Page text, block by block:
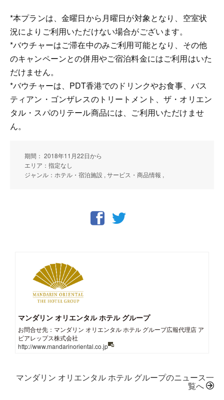
*本プランは、金曜日から月曜日が対象となり、空室状
況によりご利用いただけない場合がございます。
*バウチャーはご滞在中のみご利用可能となり、その他
のキャンペーンとの併用やご宿泊料金にはご利用はいた
だけません。
*バウチャーは、PDT香港でのドリンクやお食事、バス
ティアン・ゴンザレスのトリートメント、ザ・オリエン
タル・スパのリテール商品には、ご利用いただけませ
ん。
期間： 2018年11月22日から
エリア：指定なし
ジャンル：ホテル・宿泊施設 , サービス・商品情報 ,
マンダリン オリエンタル ホテル グループ
お問合せ先：マンダリン オリエンタル ホテル グループ広報代理店 ア
ビアレップス株式会社
http://www.mandarinoriental.co.jp
マンダリン オリエンタル ホテル グループのニュース一
覧へ